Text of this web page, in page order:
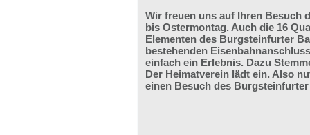
Wir freuen uns auf Ihren Besuch
bis Ostermontag. Auch die 16
Elementen des Burgsteinfurter
bestehenden
einfach ein Erlebnis. Dazu
Der Heimatverein lädt ein. Also
einen Besuch des